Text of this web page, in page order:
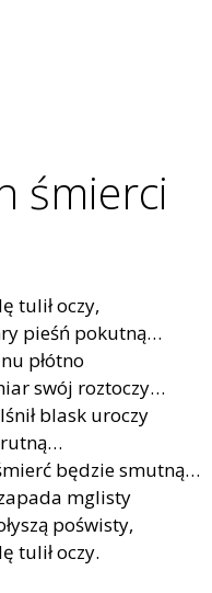
śmierci
tulił oczy,
pieśń pokutną…
płótno
swój roztoczy…
blask uroczy
będzie smutną…
mglisty
poświsty,
tulił oczy.